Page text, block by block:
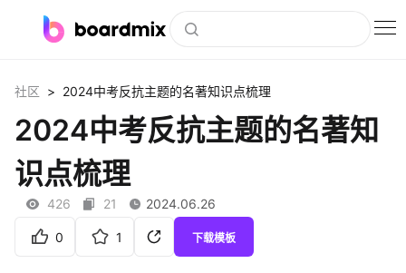
社区资源
会员
企业服务
社区 > 2024中考反抗主题的名著知识点梳理
2024中考反抗主题的名著知
识点梳理
426 21 2024.06.26
0 1 下载模板